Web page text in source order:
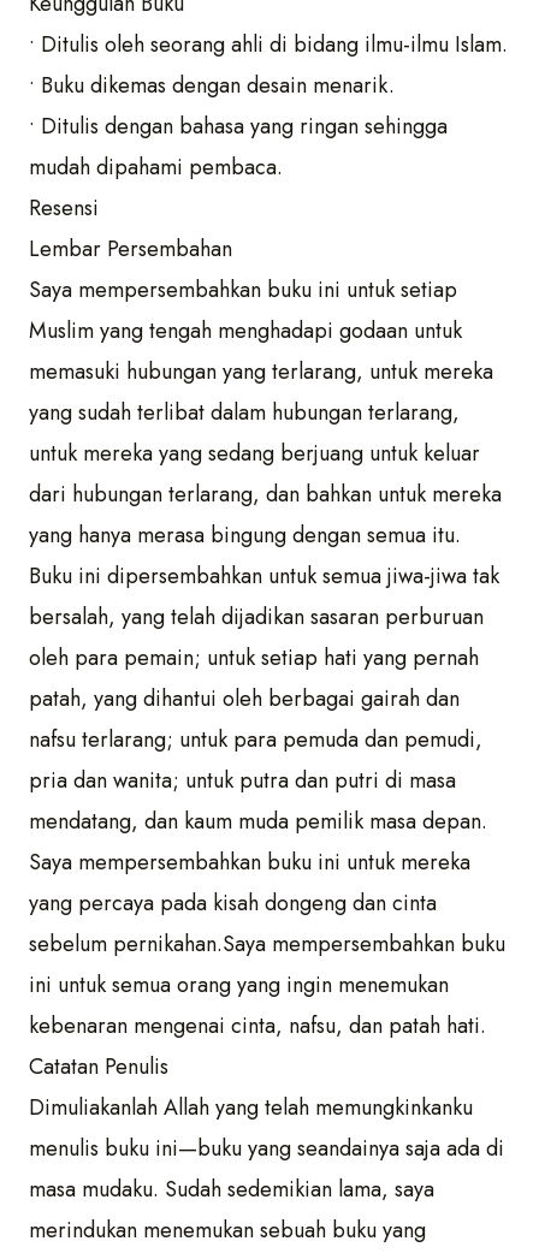
• Ditulis oleh seorang ahli di bidang ilmu-ilmu Islam.
• Buku dikemas dengan desain menarik.
• Ditulis dengan bahasa yang ringan sehingga
mudah dipahami pembaca.
Resensi
Lembar Persembahan
Saya mempersembahkan buku ini untuk setiap
Muslim yang tengah menghadapi godaan untuk
memasuki hubungan yang terlarang, untuk mereka
yang sudah terlibat dalam hubungan terlarang,
untuk mereka yang sedang berjuang untuk keluar
dari hubungan terlarang, dan bahkan untuk mereka
yang hanya merasa bingung dengan semua itu.
Buku ini dipersembahkan untuk semua jiwa-jiwa tak
bersalah, yang telah dijadikan sasaran perburuan
oleh para pemain; untuk setiap hati yang pernah
patah, yang dihantui oleh berbagai gairah dan
nafsu terlarang; untuk para pemuda dan pemudi,
pria dan wanita; untuk putra dan putri di masa
mendatang, dan kaum muda pemilik masa depan.
Saya mempersembahkan buku ini untuk mereka
yang percaya pada kisah dongeng dan cinta
sebelum pernikahan.Saya mempersembahkan buku
ini untuk semua orang yang ingin menemukan
kebenaran mengenai cinta, nafsu, dan patah hati.
Catatan Penulis
Dimuliakanlah Allah yang telah memungkinkanku
menulis buku ini—buku yang seandainya saja ada di
masa mudaku. Sudah sedemikian lama, saya
merindukan menemukan sebuah buku yang